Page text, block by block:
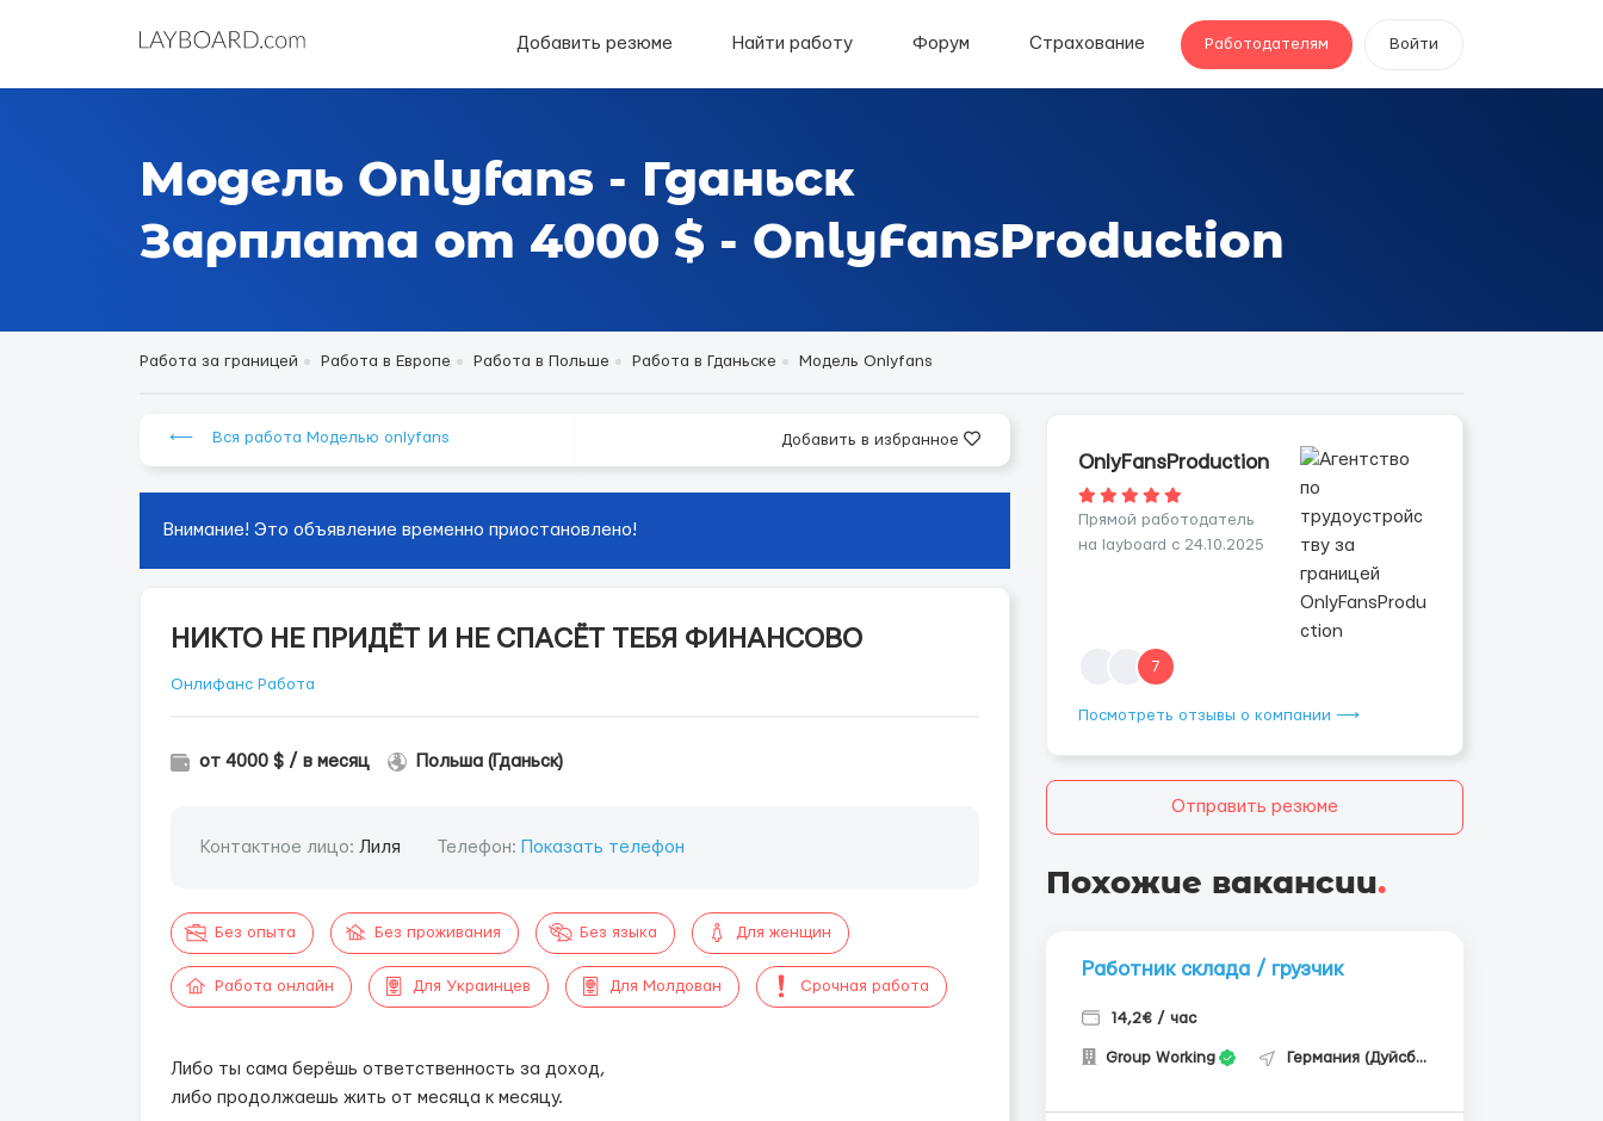
Добавить резюме Найти работу Форум Страхование Работодателям Войти
Модель Onlyfans - Гданьск
Зарплата от 4000 $ - OnlyFansProduction
Работа за границей Работа в Европе Работа в Польше Работа в Гданьске Модель Onlyfans
⟵ Вся работа Моделью onlyfans Добавить в избранное
Внимание! Это объявление временно приостановлено!
НИКТО НЕ ПРИДЁТ И НЕ СПАСЁТ ТЕБЯ ФИНАНСОВО
Онлифанс Работа
от 4000 $ / в месяц Польша (Гданьск)
Контактное лицо: Лиля Телефон: Показать телефон
Без опыта Без проживания Без языка Для женщин
Работа онлайн Для Украинцев Для Молдован Срочная работа
Либо ты сама берёшь ответственность за доход,
либо продолжаешь жить от месяца к месяцу.
OnlyFansProduction
Прямой работодатель
на layboard с 24.10.2025
7
Посмотреть отзывы о компании ⟶
Отправить резюме
Похожие вакансии.
Работник склада / грузчик
14,2€ / час
Group Working Германия (Дуйсбург)